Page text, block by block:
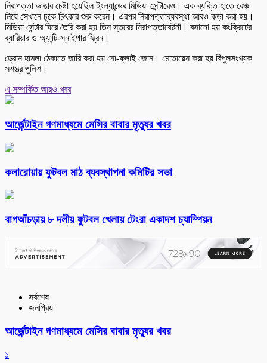
নিরাপত্তা ভাঙার চেষ্টা হয়েছিল ইংল্যান্ডের মিডিয়া সেন্টারেও। এক ব্যক্তি হাতে রেঞ্চ
নিয়ে সেখানে ঢুকে চিৎকার শুরু করেন। এরপর নিরাপত্তাব্যবস্থা আরও কড়া করা হয়।
মিডিয়া সেন্টার ঘিরে তৈরি করা হয় তিন স্তরের নিরাপত্তাবেষ্টনী। বসানো হয় কংক্রিটের
ব্যারিয়ার ও অ্যান্টি-স্নাইপার স্ক্রিন।
ড্রোন হামলা ঠেকাতে জারি করা হয় নো-ফ্লাই জোন। মোতায়েন করা হয় বিপুলসংখ্যক
সশস্ত্র পুলিশ।
এ সম্পর্কিত আরও খবর
আর্জেন্টাইন গণমাধ্যমে মেসির বাবার মৃত্যুর খবর
কলারোয়ায় ফুটবল মাঠ ব্যবস্থাপনা কমিটির সভা
বাগআঁচড়ায় ৮ দলীয় ফুটবল খেলায় টেংরা একাদশ চ্যাম্পিয়ন
সর্বশেষ
জনপ্রিয়
আর্জেন্টাইন গণমাধ্যমে মেসির বাবার মৃত্যুর খবর
১